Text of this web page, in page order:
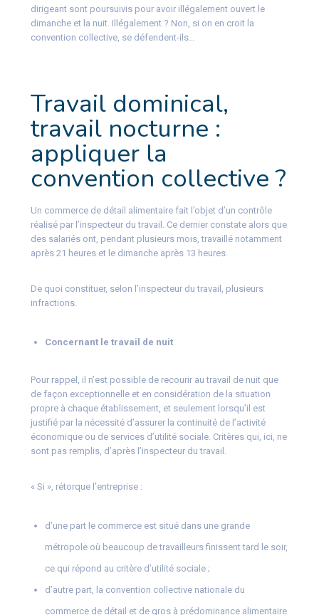
dirigeant sont poursuivis pour avoir illégalement ouvert le
dimanche et la nuit. Illégalement ? Non, si on en croit la
convention collective, se défendent-ils…
Travail dominical,
travail nocturne :
appliquer la
convention collective ?
Un commerce de détail alimentaire fait l’objet d’un contrôle
réalisé par l’inspecteur du travail. Ce dernier constate alors que
des salariés ont, pendant plusieurs mois, travaillé notamment
après 21 heures et le dimanche après 13 heures.
De quoi constituer, selon l’inspecteur du travail, plusieurs
infractions.
Concernant le travail de nuit
Pour rappel, il n’est possible de recourir au travail de nuit que
de façon exceptionnelle et en considération de la situation
propre à chaque établissement, et seulement lorsqu’il est
justifié par la nécessité d’assurer la continuité de l’activité
économique ou de services d’utilité sociale. Critères qui, ici, ne
sont pas remplis, d’après l’inspecteur du travail.
« Si », rétorque l’entreprise :
d’une part le commerce est situé dans une grande
métropole où beaucoup de travailleurs finissent tard le soir,
ce qui répond au critère d’utilité sociale ;
d’autre part, la convention collective nationale du
commerce de détail et de gros à prédominance alimentaire